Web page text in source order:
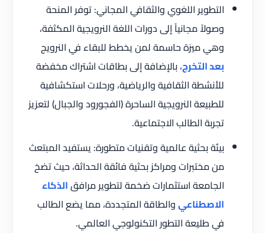
التطوير اللغوي والثقافي المجاني: توفر المنحة
وصولاً مجانياً إلى دورات اللغة النرويجية المكثفة،
وهي ميزة حاسمة لمن يخطط للبقاء في النرويج
بعد التخرج، بالإضافة إلى بطاقات اشتراك مخفضة
للأنشطة الثقافية والرياضية، ورحلات استكشافية
للطبيعة النرويجية الساحرة (الفجورود والجبال) لتعزيز
تجربة الطالب الاجتماعية.
بيئة بحثية عالمية وتقنيات متطورة: يستفيد المبتعث
من مختبرات ومراكز بحثية فائقة الحداثة، حيث تضخ
الجامعة استثمارات ضخمة لتطوير مرافقالذكاء
الاصطناعيوالطاقة المتجددة، مما يضع الطالب
في طليعة التطور التكنولوجي العالمي.